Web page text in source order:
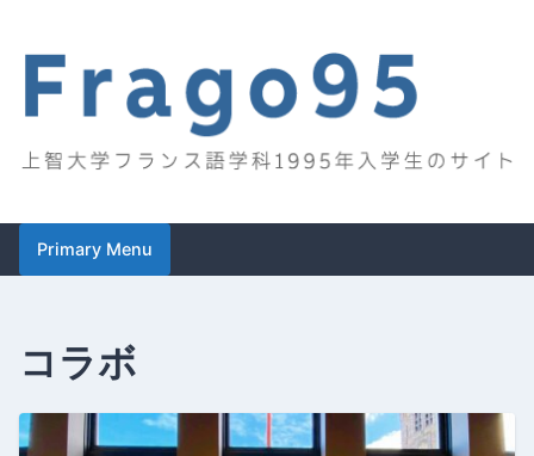
content
Frago95
Primary Menu
コラボ